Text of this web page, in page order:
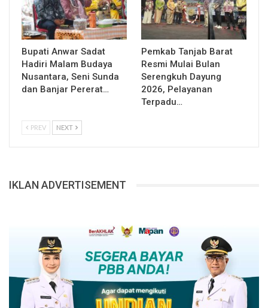
Bupati Anwar Sadat
Hadiri Malam Budaya
Nusantara, Seni Sunda
dan Banjar Pererat…
Pemkab Tanjab Barat
Resmi Mulai Bulan
Serengkuh Dayung
2026, Pelayanan
Terpadu…
PREV NEXT
IKLAN ADVERTISEMENT